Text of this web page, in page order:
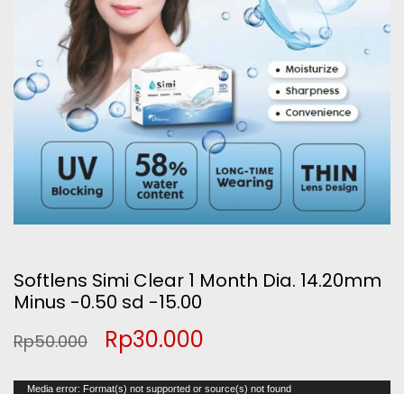
Softlens Simi Clear 1 Month Dia. 14.20mm
Minus -0.50 sd -15.00
Rp50.000
Original
price
Rp30.000
price
Pemutar
Media error: Format(s) not supported or source(s) not found